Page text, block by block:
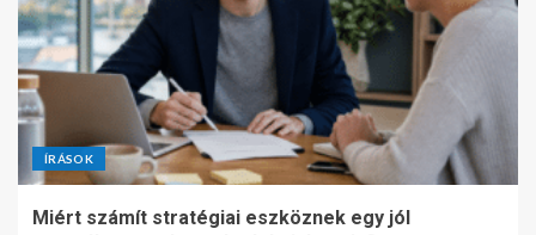
ÍRÁSOK
Miért számít stratégiai eszköznek egy jól